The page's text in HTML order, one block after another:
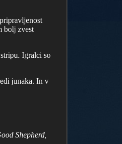
bolj zvest
Igralci so
junaka. In v
Shepherd,